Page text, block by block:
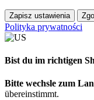
Zapisz ustawienia
Polityka prywatności
Bist du im richtigen
Bitte wechsle zum
übereinstimmt.